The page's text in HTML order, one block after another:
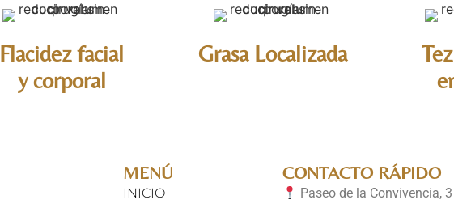
Flacidez facial
y corporal
Grasa Localizada
MENÚ
INICIO
CONTACTO RÁPIDO
Paseo de la Convivencia,